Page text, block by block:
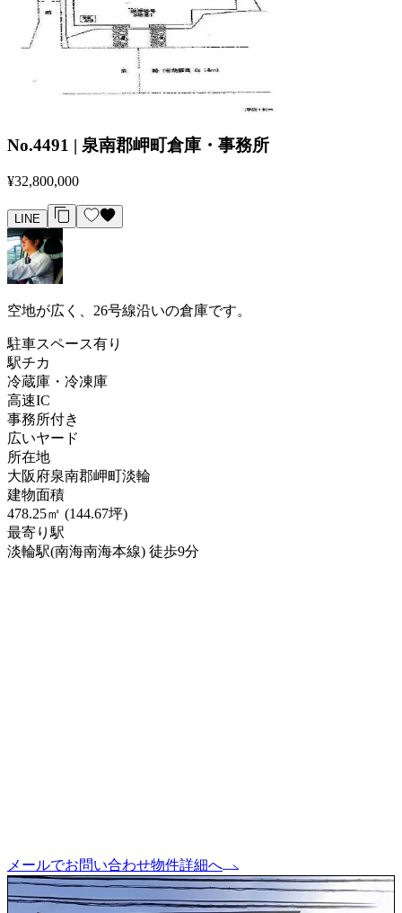
No.4491 | 泉南郡岬町倉庫・事務所
¥32,800,000
LINE
空地が広く、26号線沿いの倉庫です。
駐車スペース有り
駅チカ
冷蔵庫・冷凍庫
高速IC
事務所付き
広いヤード
所在地
大阪府泉南郡岬町淡輪
建物面積
478.25㎡ (144.67坪)
最寄り駅
淡輪駅(南海南海本線) 徒歩9分
メールでお問い合わせ物件詳細へ